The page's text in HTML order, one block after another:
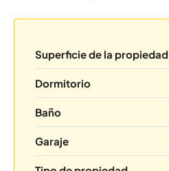
Superficie de la propiedad
Dormitorio
Baño
Garaje